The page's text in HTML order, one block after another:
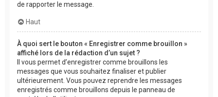
de rapporter le message.
Haut
À quoi sert le bouton « Enregistrer comme brouillon »
affiché lors de la rédaction d’un sujet ?
Il vous permet d’enregistrer comme brouillons les
messages que vous souhaitez finaliser et publier
ultérieurement. Vous pouvez reprendre les messages
enregistrés comme brouillons depuis le panneau de